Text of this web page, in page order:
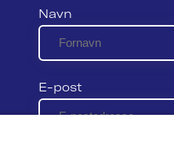
Navn
E-post